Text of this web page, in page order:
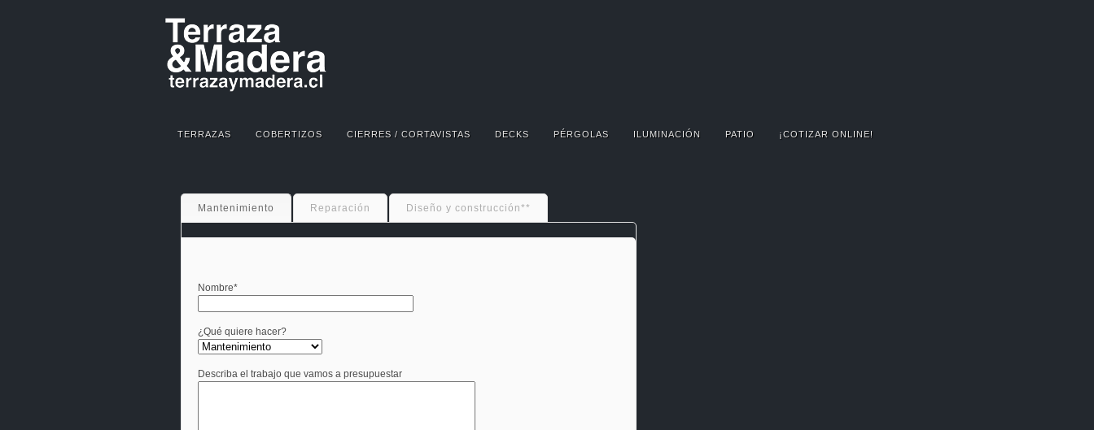
TERRAZAS COBERTIZOS CIERRES / CORTAVISTAS DECKS PÉRGOLAS ILUMINACIÓN PATIO ¡COTIZAR ONLINE!
Mantenimiento Reparación Diseño y construcción**
Nombre*
¿Qué quiere hacer?
Describa el trabajo que vamos a presupuestar